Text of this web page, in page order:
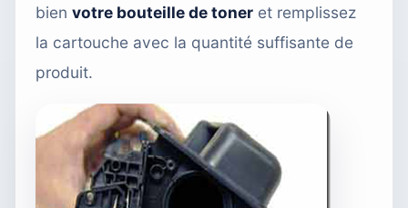
bien votre bouteille de toner et remplissez
la cartouche avec la quantité suffisante de
produit.